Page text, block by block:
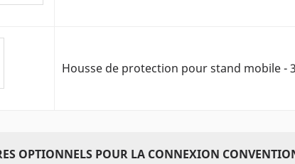
Housse de protection pour stand mobile -
OPTIONNELS POUR LA CONNEXION